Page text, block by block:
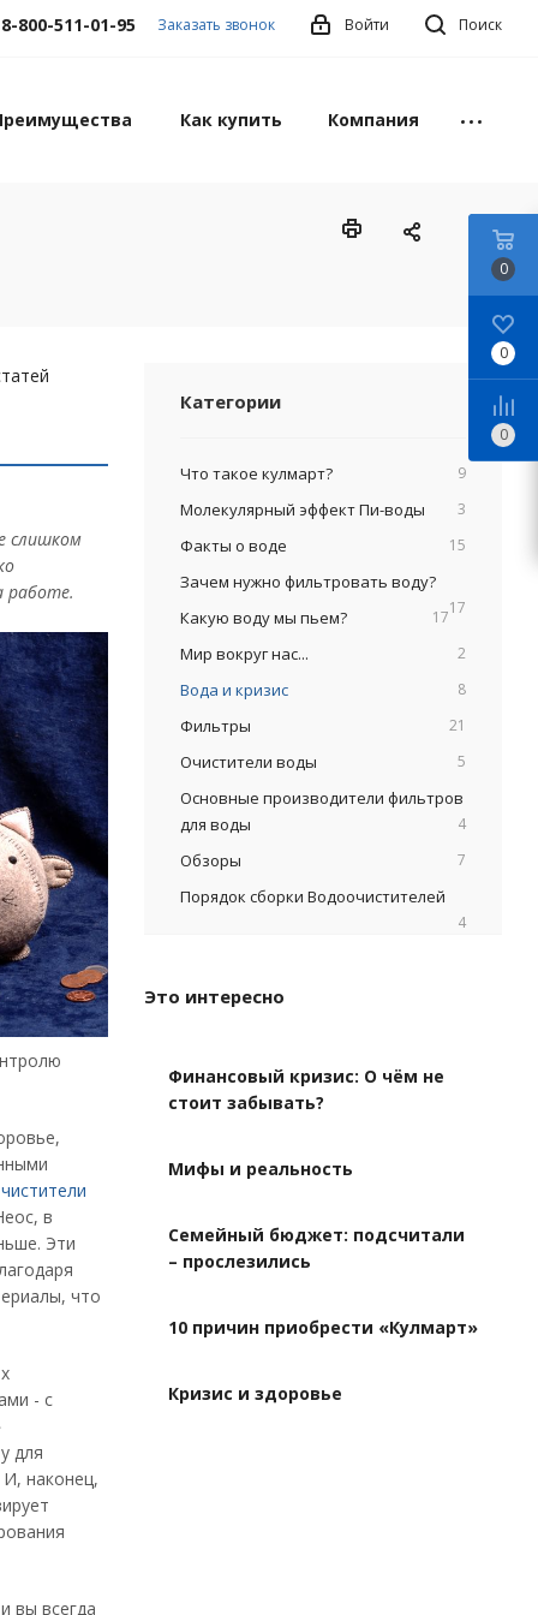
Поиск
Войти
8-800-511-01-95 Заказать звонок
Как купить Компания
слишком
работе.
в
Эти
что
- с
для
наконец,
вы всегда
Категории
Что такое кулмарт? 9
Молекулярный эффект Пи-воды 3
Факты о воде 15
Зачем нужно фильтровать воду?
17
Какую воду мы пьем? 17
Мир вокруг нас... 2
Вода и кризис 8
Фильтры 21
Очистители воды 5
Основные производители фильтров
для воды
4
Обзоры 7
Порядок сборки Водоочистителей
4
Это интересно
Финансовый кризис: О чём не
стоит забывать?
Мифы и реальность
Семейный бюджет: подсчитали
– прослезились
10 причин приобрести «Кулмарт»
Кризис и здоровье
0
0
0